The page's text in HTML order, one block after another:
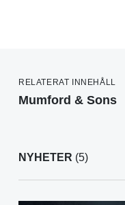
RELATERAT INNEHÅLL
Mumford & Sons
NYHETER (5)